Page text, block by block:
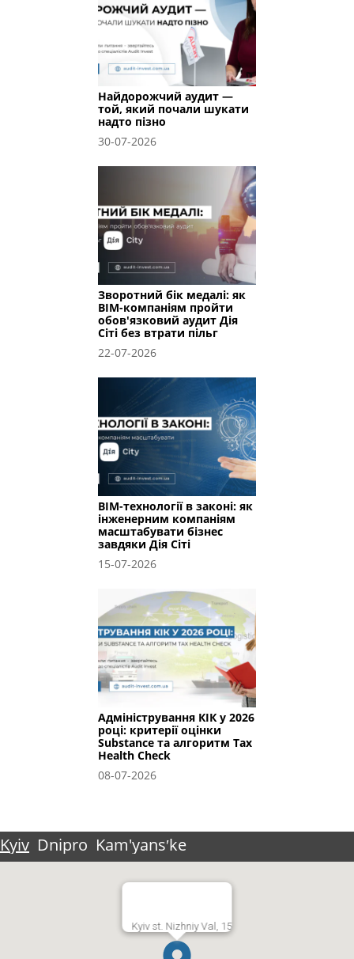
Найдорожчий аудит —
той, який почали шукати
надто пізно
30-07-2026
Зворотний бік медалі: як
BIM-компаніям пройти
обов'язковий аудит Дія
Сіті без втрати пільг
22-07-2026
BIM-технології в законі: як
інженерним компаніям
масштабувати бізнес
завдяки Дія Сіті
15-07-2026
Адміністрування КІК у 2026
році: критерії оцінки
Substance та алгоритм Tax
Health Check
08-07-2026
Kyiv Dnipro Kam'yansʹke
Kyiv st. Nizhniy Val, 15